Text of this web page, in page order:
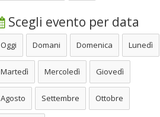
Scegli evento per data
Oggi Domani Domenica Lunedì
Martedì Mercoledì Giovedì
Agosto Settembre Ottobre